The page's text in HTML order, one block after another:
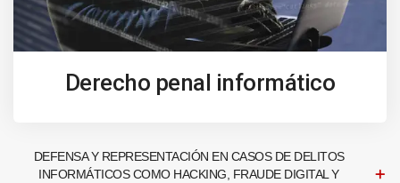
Derecho penal informático
DEFENSA Y REPRESENTACIÓN EN CASOS DE DELITOS
INFORMÁTICOS COMO HACKING, FRAUDE DIGITAL Y